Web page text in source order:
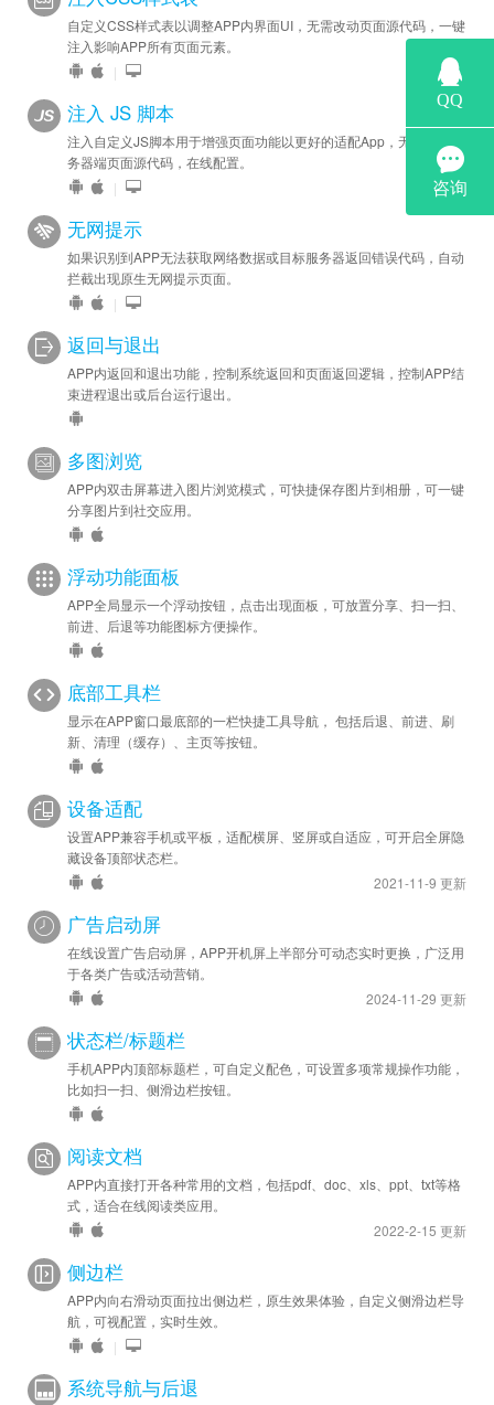
自定义CSS样式表以调整APP内界面UI，无需改动页面源代码，一键
注入影响APP所有页面元素。
|
注入 JS 脚本
注入自定义JS脚本用于增强页面功能以更好的适配App，无需修改服
务器端页面源代码，在线配置。
|
无网提示
如果识别到APP无法获取网络数据或目标服务器返回错误代码，自动
拦截出现原生无网提示页面。
|
返回与退出
APP内返回和退出功能，控制系统返回和页面返回逻辑，控制APP结
束进程退出或后台运行退出。
多图浏览
APP内双击屏幕进入图片浏览模式，可快捷保存图片到相册，可一键
分享图片到社交应用。
浮动功能面板
APP全局显示一个浮动按钮，点击出现面板，可放置分享、扫一扫、
前进、后退等功能图标方便操作。
底部工具栏
显示在APP窗口最底部的一栏快捷工具导航， 包括后退、前进、刷
新、清理（缓存）、主页等按钮。
设备适配
设置APP兼容手机或平板，适配横屏、竖屏或自适应，可开启全屏隐
藏设备顶部状态栏。
2021-11-9 更新
广告启动屏
在线设置广告启动屏，APP开机屏上半部分可动态实时更换，广泛用
于各类广告或活动营销。
2024-11-29 更新
状态栏/标题栏
手机APP内顶部标题栏，可自定义配色，可设置多项常规操作功能，
比如扫一扫、侧滑边栏按钮。
阅读文档
APP内直接打开各种常用的文档，包括pdf、doc、xls、ppt、txt等格
式，适合在线阅读类应用。
2022-2-15 更新
侧边栏
APP内向右滑动页面拉出侧边栏，原生效果体验，自定义侧滑边栏导
航，可视配置，实时生效。
|
系统导航与后退